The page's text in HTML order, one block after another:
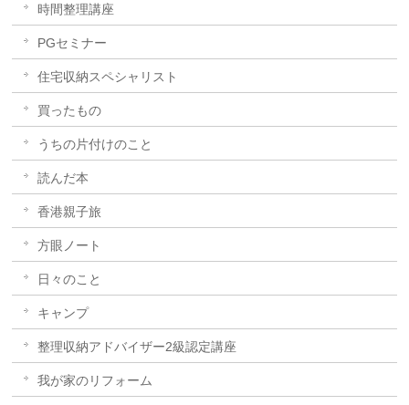
時間整理講座
PGセミナー
住宅収納スペシャリスト
買ったもの
うちの片付けのこと
読んだ本
香港親子旅
方眼ノート
日々のこと
キャンプ
整理収納アドバイザー2級認定講座
我が家のリフォーム